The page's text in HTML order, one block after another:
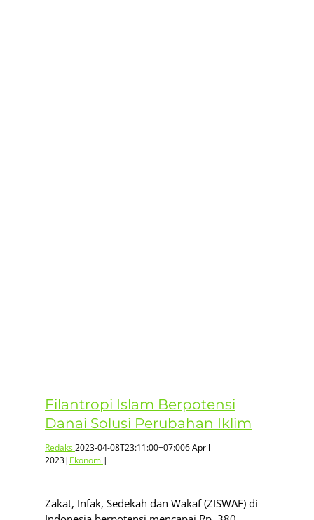
Filantropi Islam Berpotensi
Danai Solusi Perubahan Iklim
Redaksi2023-04-08T23:11:00+07:006 April
2023| Ekonomi|
Zakat, Infak, Sedekah dan Wakaf (ZISWAF) di